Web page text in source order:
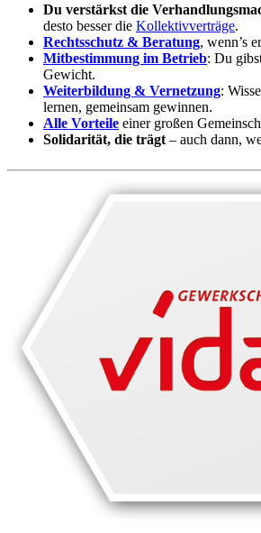
Du verstärkst die
desto besser die Kollektivverträge.
Rechtsschutz & Beratung, wenn’s
Mitbestimmung im Betrieb: Du
Gewicht.
Weiterbildung & Vernetzung:
lernen, gemeinsam gewinnen.
Alle Vorteile einer großen
Solidarität, die trägt – auch dann,